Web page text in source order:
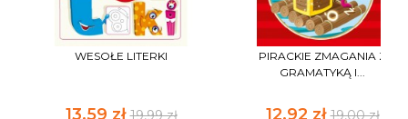
WESOŁE LITERKI
13,59 zł19,99 zł
PIRACKIE ZMAGANIA Z
GRAMATYKĄ I...
12,92 zł19,00 zł